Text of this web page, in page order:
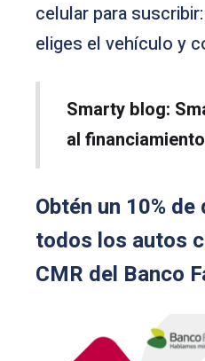
celular para
eliges el vehículo y
Smarty blog:
al
Obtén un 10%
todos los autos
CMR del Banco